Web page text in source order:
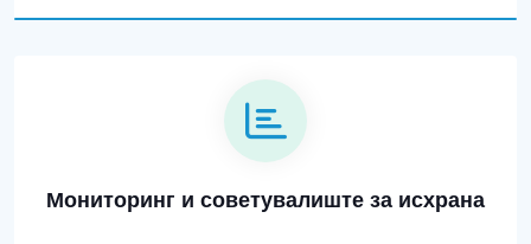
Мониторинг и советувалиште за исхрана